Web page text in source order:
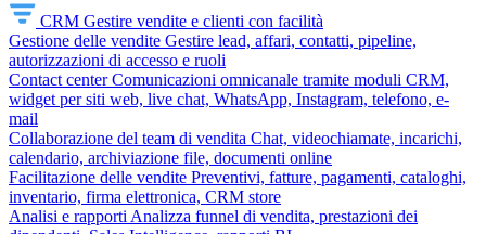
CRM Gestire vendite e clienti con facilità
Gestione delle vendite Gestire lead, affari, contatti, pipeline,
autorizzazioni di accesso e ruoli
Contact center Comunicazioni omnicanale tramite moduli CRM,
widget per siti web, live chat, WhatsApp, Instagram, telefono, e-
mail
Collaborazione del team di vendita Chat, videochiamate, incarichi,
calendario, archiviazione file, documenti online
Facilitazione delle vendite Preventivi, fatture, pagamenti, cataloghi,
inventario, firma elettronica, CRM store
Analisi e rapporti Analizza funnel di vendita, prestazioni dei